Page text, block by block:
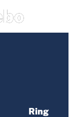
Ring